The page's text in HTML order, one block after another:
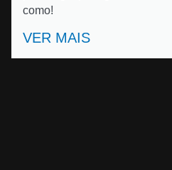
como!
VER MAIS